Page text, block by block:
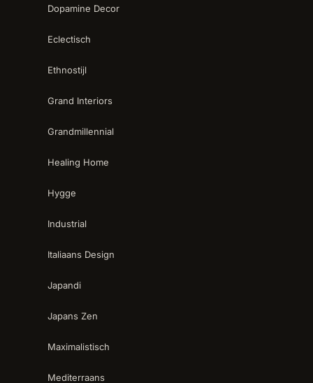
Dopamine Decor
Eclectisch
Ethnostijl
Grand Interiors
Grandmillennial
Healing Home
Hygge
Industrial
Italiaans Design
Japandi
Japans Zen
Maximalistisch
Mediterraans